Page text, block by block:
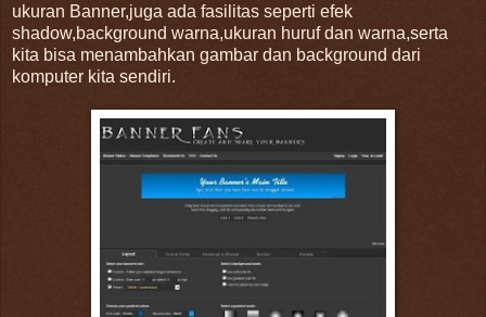
ukuran Banner,juga ada fasilitas seperti efek
shadow,background warna,ukuran huruf dan warna,serta
kita bisa menambahkan gambar dan background dari
komputer kita sendiri.